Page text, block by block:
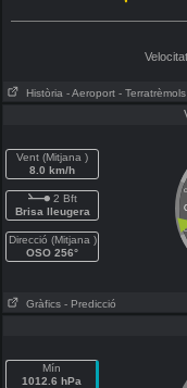
Història - Aeroport - Terratrèmols
Vent (Mitjana )
8.0 km/h
2 Bft
Brisa lleugera
Direcció (Mitjana )
OSO 256°
Gràfics - Predicció
Mín
1012.6 hPa